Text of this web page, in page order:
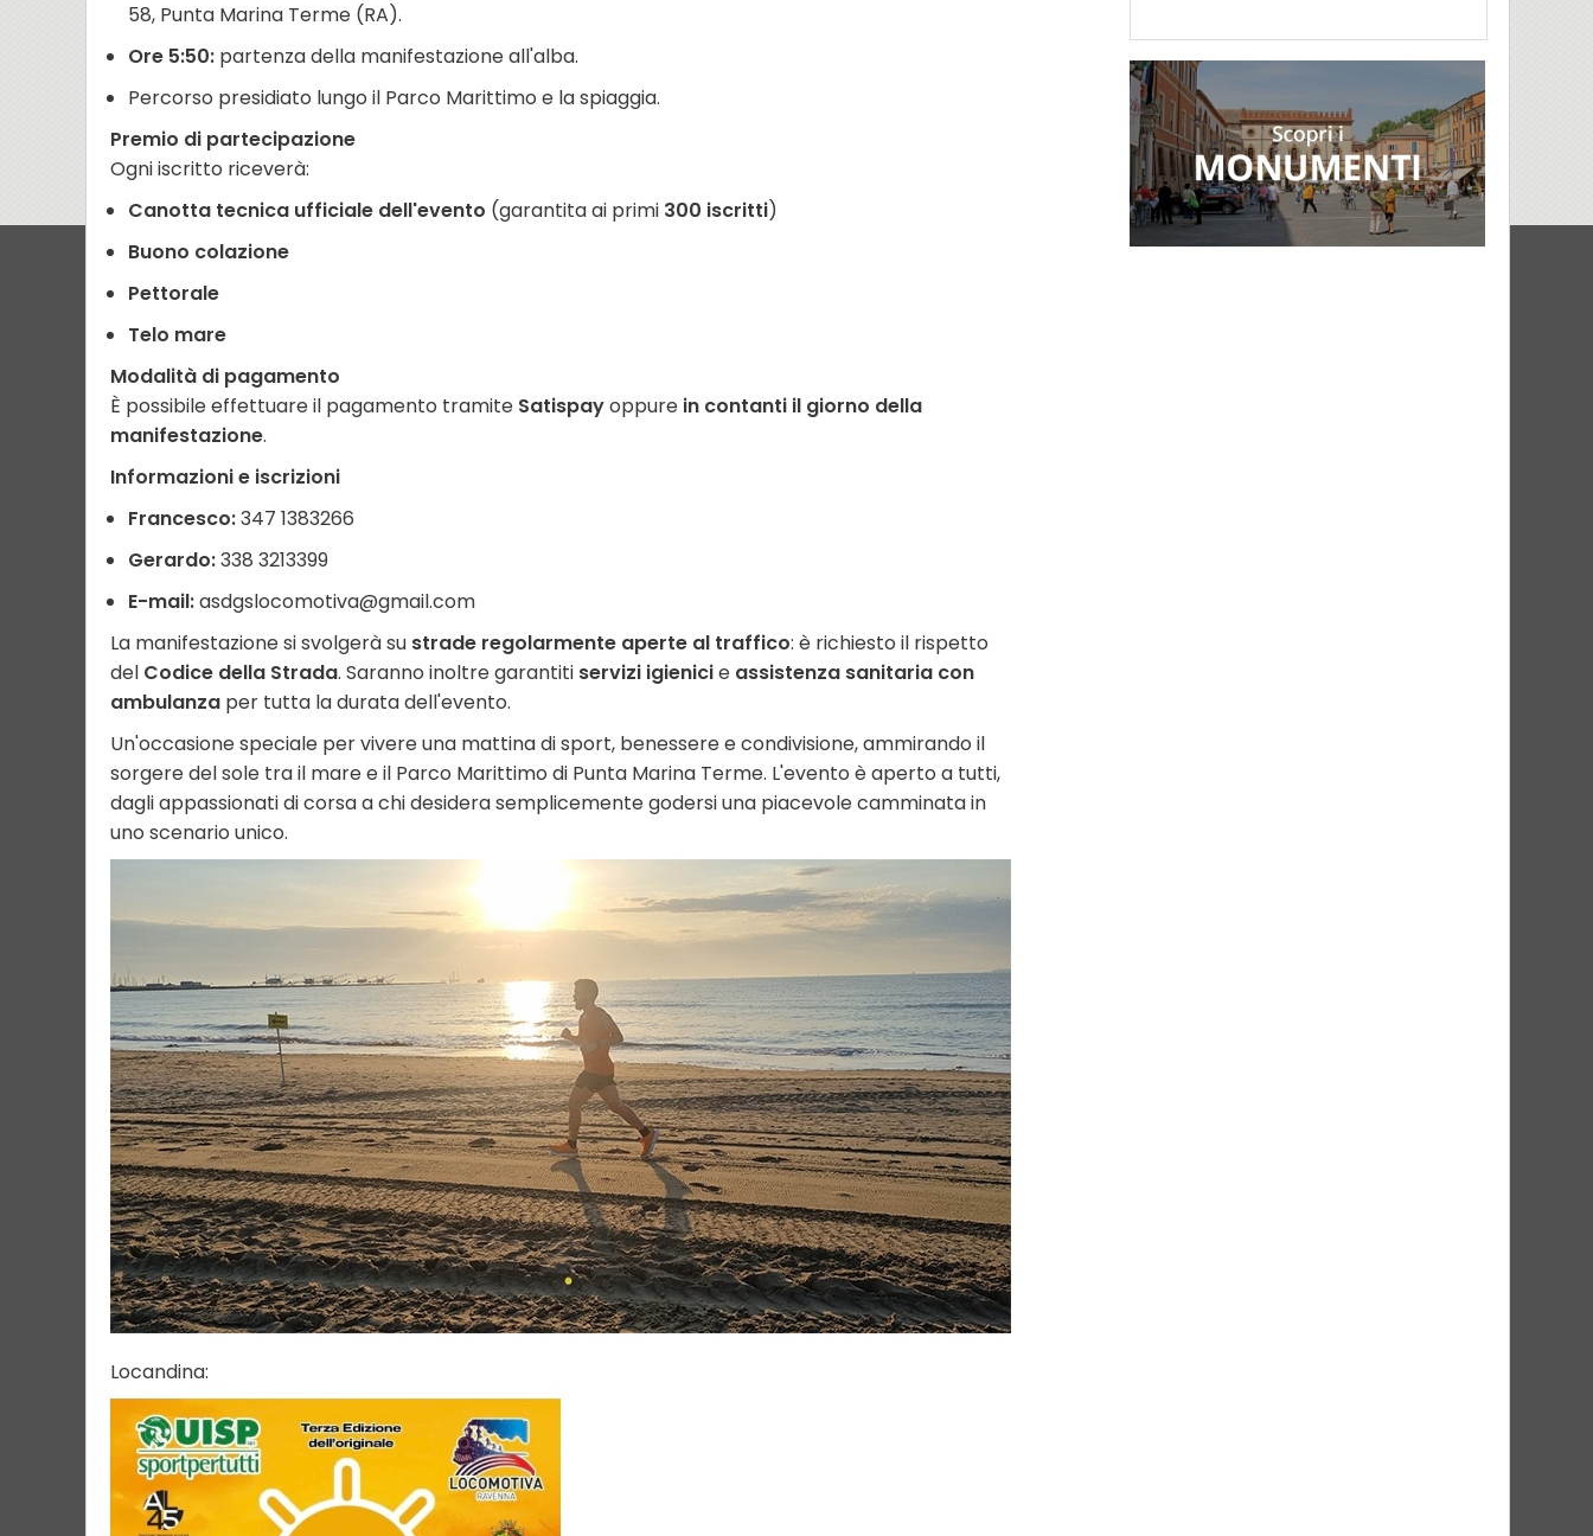
58, Punta Marina Terme (RA).
Ore 5:50: partenza della manifestazione all'alba.
Percorso presidiato lungo il Parco Marittimo e la spiaggia.
Premio di partecipazione
Ogni iscritto riceverà:
Canotta tecnica ufficiale dell'evento (garantita ai primi 300 iscritti)
Buono colazione
Pettorale
Telo mare
Modalità di pagamento
È possibile effettuare il pagamento tramite Satispayoppure in contanti il giorno della
manifestazione.
Informazioni e iscrizioni
Francesco:347 1383266
Gerardo:338 3213399
E-mail:asdgslocomotiva@gmail.com
La manifestazione si svolgerà su strade regolarmente aperte al traffico: è richiesto il rispetto
del Codice della Strada. Saranno inoltre garantiti servizi igienicie assistenza sanitaria con
ambulanza per tutta la durata dell'evento.
Un'occasione speciale per vivere una mattina di sport, benessere e condivisione, ammirando il
sorgere del sole tra il mare e il Parco Marittimo di Punta Marina Terme. L'evento è aperto a tutti,
dagli appassionati di corsa a chi desidera semplicemente godersi una piacevole camminata in
uno scenario unico.
Locandina: